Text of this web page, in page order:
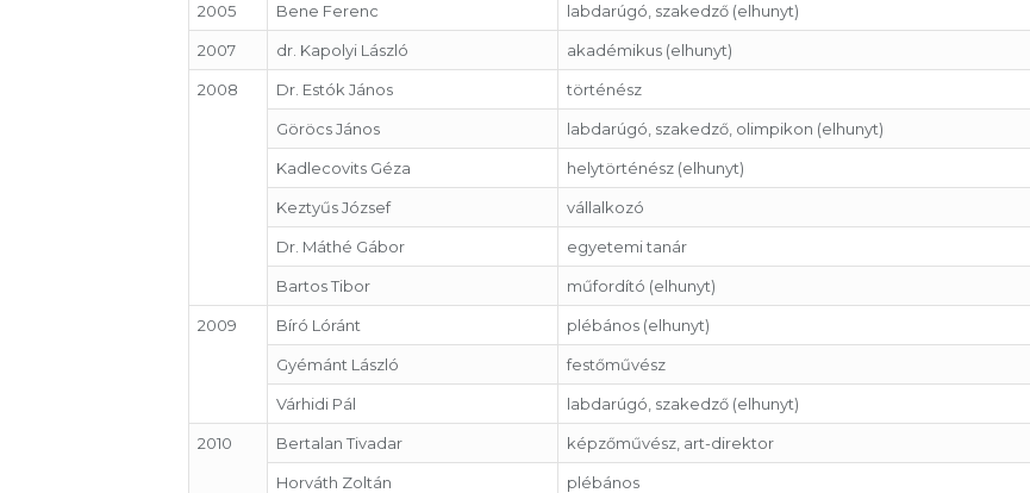
2005 Bene Ferenc labdarúgó, szakedző (elhunyt)
2007 dr. Kapolyi László akadémikus (elhunyt)
2008 Dr. Estók János történész
Göröcs János labdarúgó, szakedző, olimpikon (elhunyt)
Kadlecovits Géza helytörténész (elhunyt)
Keztyűs József vállalkozó
Dr. Máthé Gábor egyetemi tanár
Bartos Tibor műfordító (elhunyt)
2009 Bíró Lóránt plébános (elhunyt)
Gyémánt László festőművész
Várhidi Pál labdarúgó, szakedző (elhunyt)
2010 Bertalan Tivadar képzőművész, art-direktor
Horváth Zoltán plébános